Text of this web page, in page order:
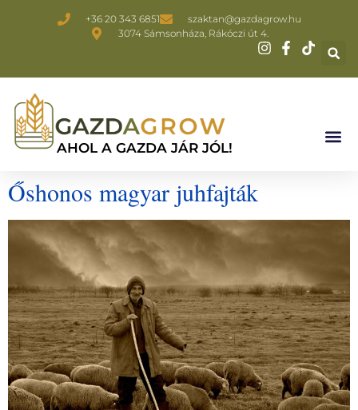
+36 20 343 6851
szaktan@gazdagrow.hu
3074 Sámsonháza, Rákóczi út 4.
AHOL A GAZDA JÁR JÓL!
Őshonos magyar juhfajták